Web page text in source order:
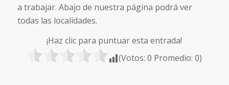
a trabajar. Abajo de nuestra página podrá ver
todas las localidades.
¡Haz clic para puntuar esta entrada!
(Votos:0 Promedio:0)